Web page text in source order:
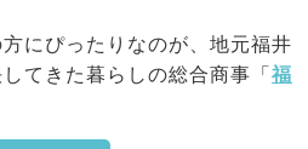
にぴったりなのが、地元福井
てきた暮らしの総合商事「 福